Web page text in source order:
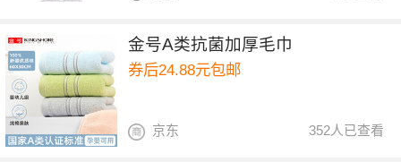
金号A类抗菌加厚毛巾
券后24.88元包邮
352人已查看
京东